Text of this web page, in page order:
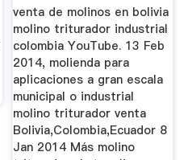
venta de molinos en bolivia
molino triturador industrial
colombia YouTube. 13 Feb
2014, molienda para
aplicaciones a gran escala
municipal o industrial
molino triturador venta
Bolivia,Colombia,Ecuador 8
Jan 2014 Más molino